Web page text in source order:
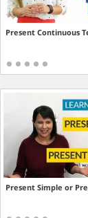
Present Continuous
Present Simple or